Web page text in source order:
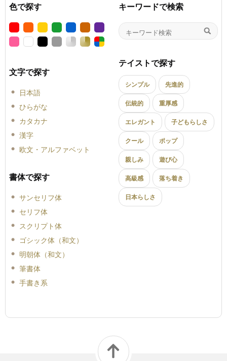
色で探す
文字で探す
日本語
ひらがな
カタカナ
漢字
欧文・アルファベット
書体で探す
サンセリフ体
セリフ体
スクリプト体
ゴシック体（和文）
明朝体（和文）
筆書体
手書き系
キーワードで検索
テイストで探す
シンプル 先進的
伝統的 重厚感
エレガント 子どもらしさ
クール ポップ
親しみ 遊び心
高級感 落ち着き
日本らしさ